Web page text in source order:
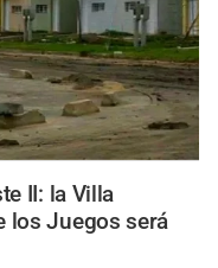
II: la Villa
los Juegos será